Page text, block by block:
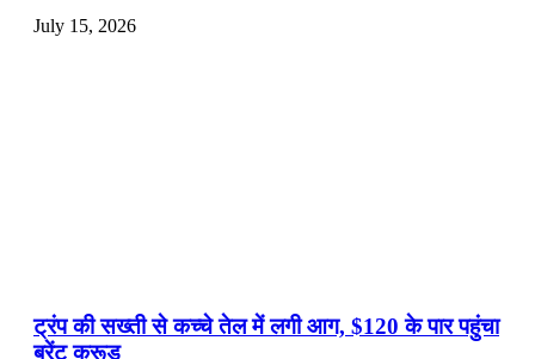
July 15, 2026
ट्रंप की सख्ती से कच्चे तेल में लगी आग, $120 के पार पहुंचा
ब्रेंट क्रूड